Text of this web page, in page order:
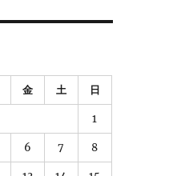
金 土 日
1
6 7 8